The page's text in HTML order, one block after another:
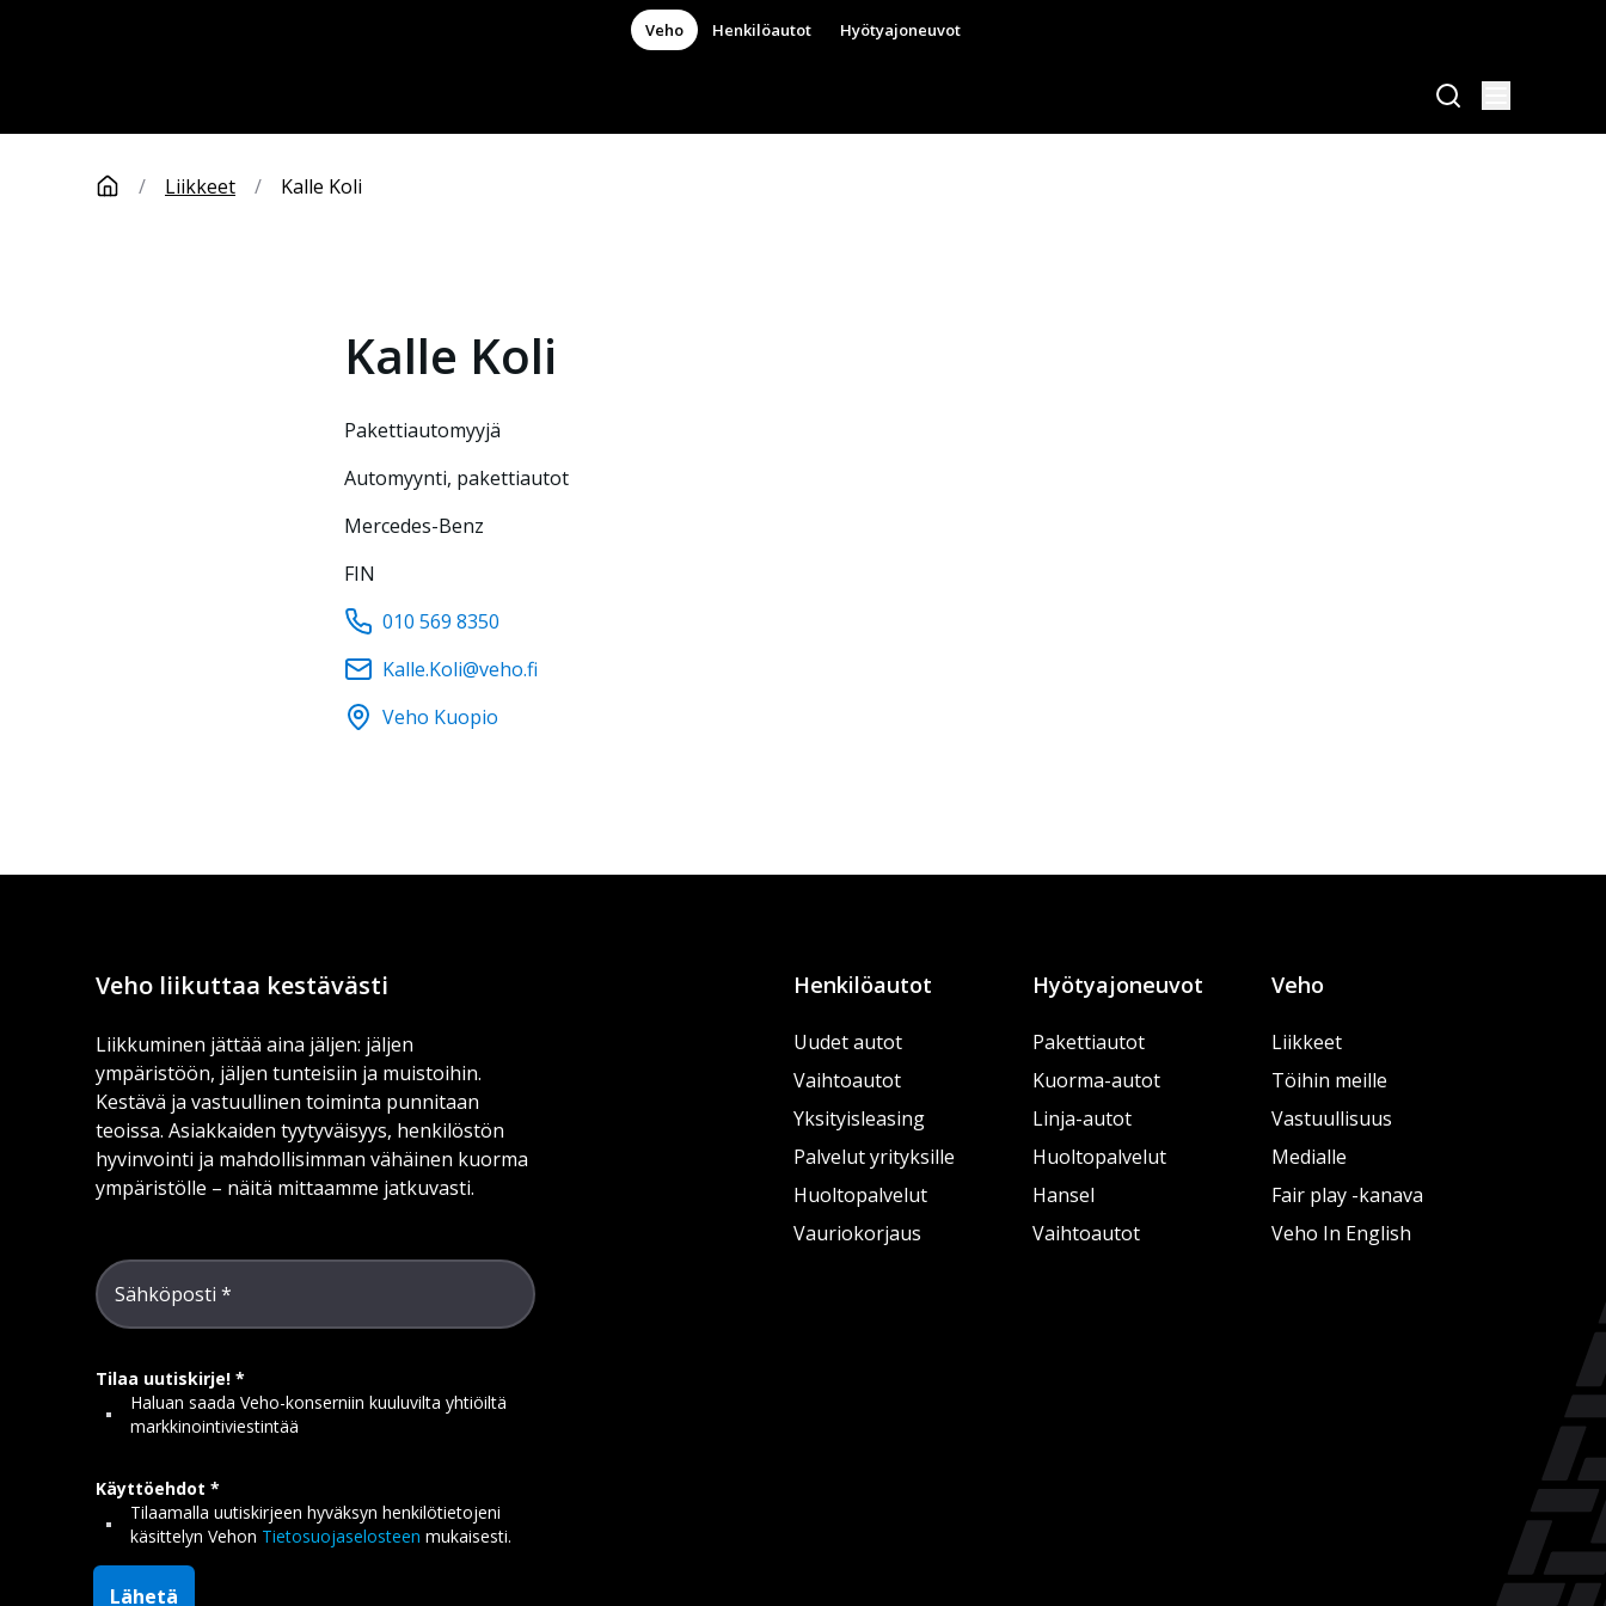
Veho Henkilöautot Hyötyajoneuvot
/ Liikkeet / Kalle Koli
Kalle Koli
pakettiautomyyjä
Automyynti, pakettiautot
Mercedes-Benz
FIN
010 569 8350
Kalle.Koli@veho.fi
Veho Kuopio
Veho liikuttaa kestävästi
Liikkuminen jättää aina jäljen: jäljen
ympäristöön, jäljen tunteisiin ja muistoihin.
Kestävä ja vastuullinen toiminta punnitaan
teoissa. Asiakkaiden tyytyväisyys, henkilöstön
hyvinvointi ja mahdollisimman vähäinen kuorma
ympäristölle – näitä mittaamme jatkuvasti.
Sähköposti
Tilaa uutiskirje!
Haluan saada Veho-konserniin kuuluvilta yhtiöiltä
markkinointiviestintää
Käyttöehdot
Tilaamalla uutiskirjeen hyväksyn henkilötietojeni
käsittelyn Vehon Tietosuojaselosteen mukaisesti.
Lähetä
Henkilöautot
Uudet autot
Vaihtoautot
Yksityisleasing
Palvelut yrityksille
Huoltopalvelut
Vauriokorjaus
Hyötyajoneuvot
Pakettiautot
Kuorma-autot
Linja-autot
Huoltopalvelut
Hansel
Vaihtoautot
Veho
Liikkeet
Töihin meille
Vastuullisuus
Medialle
Fair play -kanava
Veho In English